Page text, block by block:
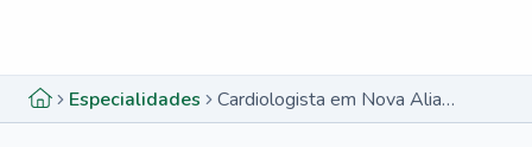
Especialidades Cardiologista em Nova Aliança - SP